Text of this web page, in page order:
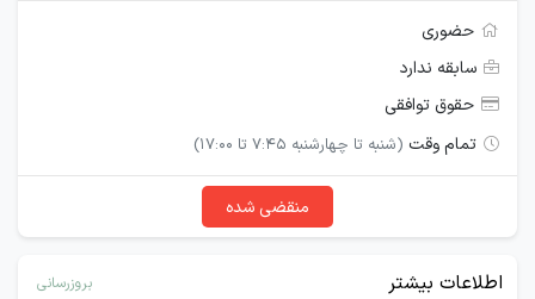
حضوری
سابقه ندارد
حقوق توافقی
تمام وقت (شنبه تا چهارشنبه 7:45 تا 17:00)
منقضی شده
اطلاعات بیشتر بروزرسانی